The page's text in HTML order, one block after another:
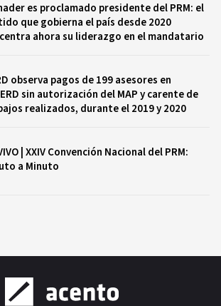
es proclamado presidente del PRM: el
que gobierna el país desde 2020
ahora su liderazgo en el mandatario
observa pagos de 199 asesores en
sin autorización del MAP y carente de
realizados, durante el 2019 y 2020
| XXIV Convención Nacional del PRM:
a Minuto